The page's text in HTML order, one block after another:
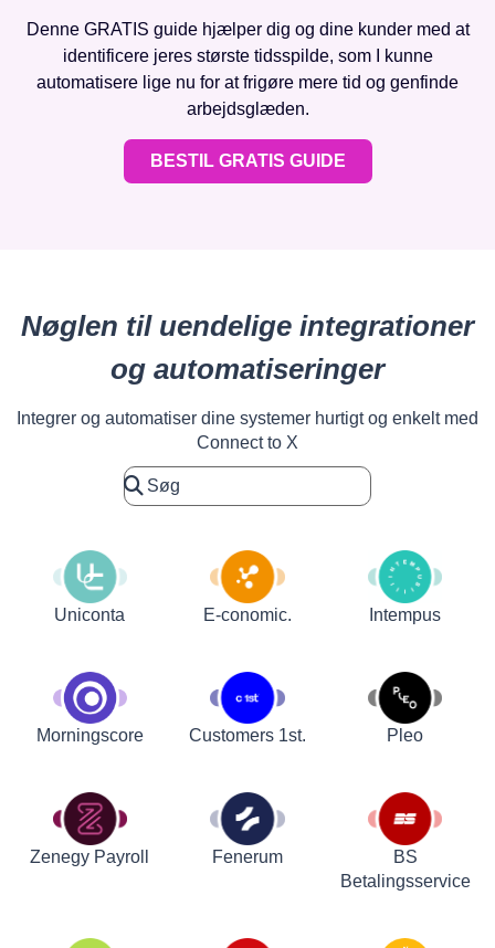
Denne GRATIS guide hjælper dig og dine kunder med at
identificere jeres største tidsspilde, som I kunne
automatisere lige nu for at frigøre mere tid og genfinde
arbejdsglæden.
BESTIL GRATIS GUIDE
Nøglen til uendelige integrationer
og automatiseringer
Integrer og automatiser dine systemer hurtigt og enkelt med
Connect to X
Uniconta E-conomic. Intempus
Morningscore Customers 1st. Pleo
Zenegy Payroll Fenerum
BS
Betalingsservice